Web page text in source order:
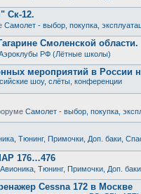
Ск-12.
Самолет - выбор, покупка,
Смоленской области.
РФ (Лётные школы)
мероприятий в России
шоу, слёты, конференции
Самолет - выбор, покупка,
Тюнинг, Примочки, Доп. баки,
176…476
Авионика, Тюнинг, Примочки, Доп.
Cessna 172 в Москве